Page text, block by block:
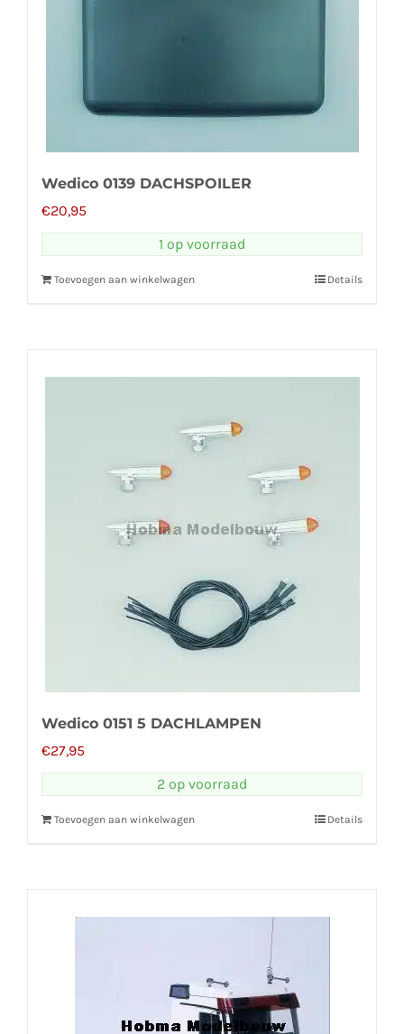
Wedico 0139 DACHSPOILER
€20,95
1 op voorraad
Toevoegen aan winkelwagen Details
Wedico 0151 5 DACHLAMPEN
€27,95
2 op voorraad
Toevoegen aan winkelwagen Details